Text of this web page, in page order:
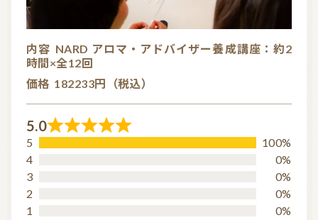
内容 NARD アロマ・アドバイザー養成講座：約2
時間×全12回
価格 182233円（税込）
5.0
R
5
100%
4
0%
3
0%
2
0%
1
0%